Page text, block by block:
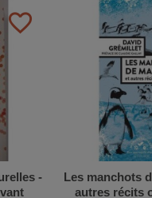
favorite_border
-
Les manchots
autres récits